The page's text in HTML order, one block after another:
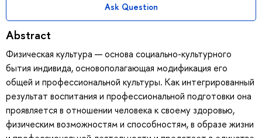
Ask Question
Abstract
Физическая культура — основа социально-культурного
бытия индивида, основополагающая модификация его
общей и профессиональной культуры. Как интегрированный
результат воспитания и профессиональной подготовки она
проявляется в отношении человека к своему здоровью,
физическим возможностям и способностям, в образе жизни